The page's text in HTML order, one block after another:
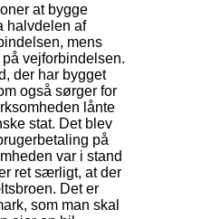
at bygge
halvdelen af
mens
vejforbindelsen.
der har bygget
også sørger for
lånte
stat. Det blev
på
var i stand
ret særligt, at der
Det er
som man skal